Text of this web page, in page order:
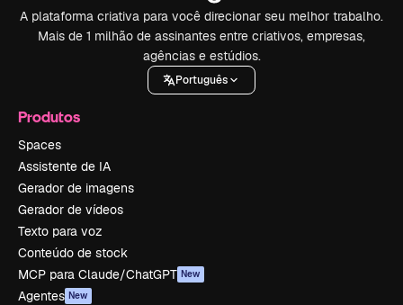
A plataforma criativa para você direcionar seu melhor trabalho.
Mais de 1 milhão de assinantes entre criativos, empresas,
agências e estúdios.
Português
Produtos
Spaces
Assistente de IA
Gerador de imagens
Gerador de vídeos
Texto para voz
Conteúdo de stock
MCP para Claude/ChatGPT New
Agentes New